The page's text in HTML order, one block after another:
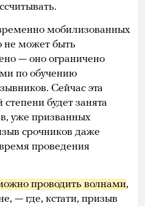
мобилизованных
не может быть
— оно ограничено
по обучению
Сейчас эта
будет занята
уже призванных
срочников даже
проведения
проводить волнами,
— где, кстати, призыв